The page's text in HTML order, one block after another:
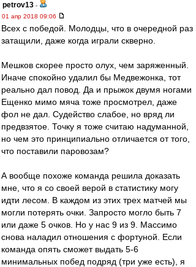
petrov13 -
01 апр 2018 09:06
Всех с победой. Молодцы, что в очередной раз
затащили, даже когда играли скверно.
Мешков скорее просто олух, чем заряженный.
Иначе спокойно удалил бы Медвежонка, тот
реально дал повод. Да и прыжок двумя ногами
Ещенко мимо мяча тоже просмотрел, даже
фол не дал. Судейство слабое, но вряд ли
предвзятое. Точку я тоже считаю надуманной,
но чем это принципиально отличается от того,
что поставили паровозам?
А вообще похоже команда решила доказать
мне, что я со своей верой в статистику могу
идти лесом. В каждом из этих трех матчей мы
могли потерять очки. Запросто могло быть 7
или даже 5 очков. Но у нас 9 из 9. Массимо
снова наладил отношения с фортуной. Если
команда опять сможет выдать 5-6
минимальных побед подряд (три уже есть), я